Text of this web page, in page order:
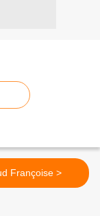
Giroud Françoise >